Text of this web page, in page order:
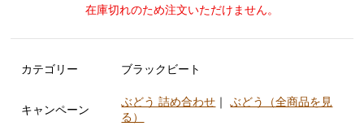
在庫切れのため注文いただけません。
カテゴリー ブラックビート
キャンペーン
ぶどう 詰め合わせ ｜ぶどう（全商品を見
る）